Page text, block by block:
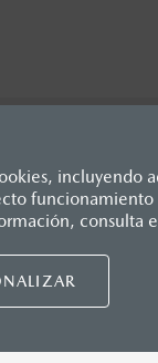
consulta
MAZDA
tu distribuidor
indicados en esta
Mazda de